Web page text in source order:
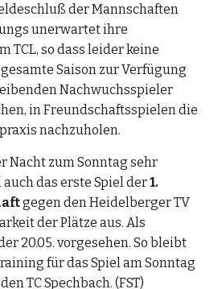
der Mannschaften
unerwartet ihre
TCL, so dass leider keine
Saison zur Verfügung
Nachwuchsspieler
in Freundschaftsspielen die
nachzuholen.
Nacht zum Sonntag sehr
das erste Spiel der 1.
gegen den Heidelberger TV
der Plätze aus. Als
20.05. vorgesehen. So bleibt
für das Spiel am Sonntag
TC Spechbach. (FST)